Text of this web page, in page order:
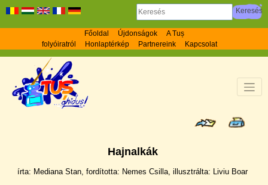
Főoldal Újdonságok
A Tuș
folyóiratról
Honlaptérkép Partnereink Kapcsolat
Hajnalkák
írta: Mediana Stan, fordí­totta: Nemes Csilla, illusztrálta: Liviu Boar